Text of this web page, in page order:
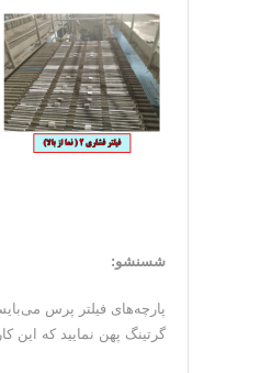
شسنشو:
پارچه‌های فیلتر پرس
گرتینگ پهن نمایید که